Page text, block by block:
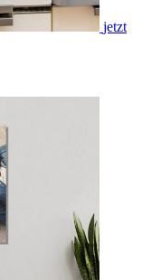
jetzt